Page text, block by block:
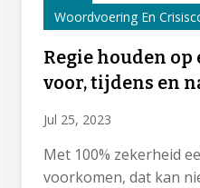
Woordvoering En
Regie houden op
voor, tijdens en
Jul 25, 2023
Met 100% zekerheid
voorkomen, dat kan